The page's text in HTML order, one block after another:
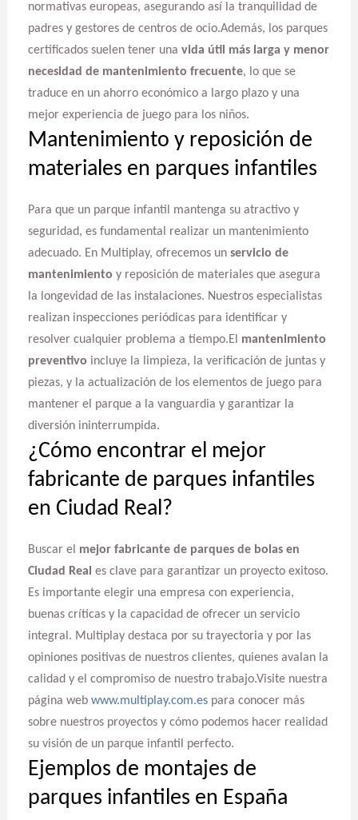
normativas europeas, asegurando así la tranquilidad de
padres y gestores de centros de ocio.Además, los parques
certificados suelen tener una vida útil más larga y menor
necesidad de mantenimiento frecuente, lo que se
traduce en un ahorro económico a largo plazo y una
mejor experiencia de juego para los niños.
Mantenimiento y reposición de
materiales en parques infantiles
Para que un parque infantil mantenga su atractivo y
seguridad, es fundamental realizar un mantenimiento
adecuado. En Multiplay, ofrecemos un servicio de
mantenimiento y reposición de materiales que asegura
la longevidad de las instalaciones. Nuestros especialistas
realizan inspecciones periódicas para identificar y
resolver cualquier problema a tiempo.El mantenimiento
preventivo incluye la limpieza, la verificación de juntas y
piezas, y la actualización de los elementos de juego para
mantener el parque a la vanguardia y garantizar la
diversión ininterrumpida.
¿Cómo encontrar el mejor
fabricante de parques infantiles
en Ciudad Real?
Buscar el mejor fabricante de parques de bolas en
Ciudad Real es clave para garantizar un proyecto exitoso.
Es importante elegir una empresa con experiencia,
buenas críticas y la capacidad de ofrecer un servicio
integral. Multiplay destaca por su trayectoria y por las
opiniones positivas de nuestros clientes, quienes avalan la
calidad y el compromiso de nuestro trabajo.Visite nuestra
página web www.multiplay.com.espara conocer más
sobre nuestros proyectos y cómo podemos hacer realidad
su visión de un parque infantil perfecto.
Ejemplos de montajes de
parques infantiles en España